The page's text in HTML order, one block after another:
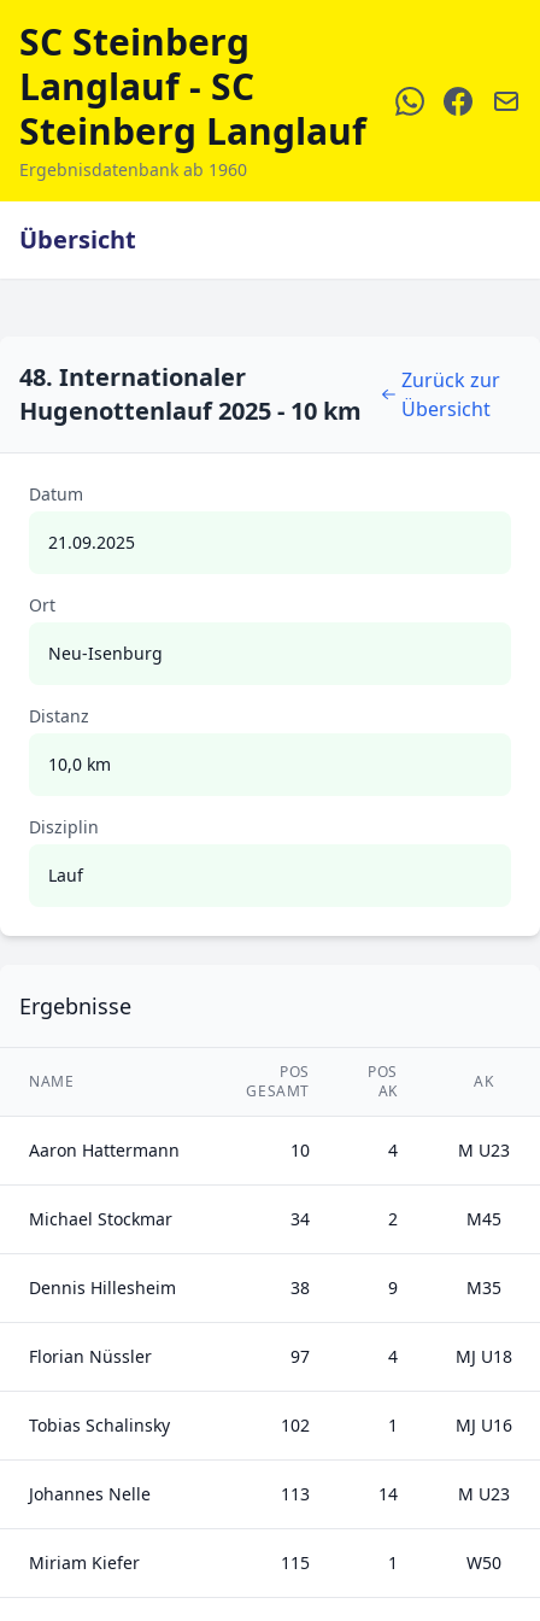
SC Steinberg
Langlauf - SC
Steinberg Langlauf
Ergebnisdatenbank ab 1960
Übersicht
48. Internationaler
Hugenottenlauf 2025 - 10 km
Zurück zur
Übersicht
Datum
21.09.2025
Ort
Neu-Isenburg
Distanz
10,0 km
Disziplin
Lauf
Ergebnisse
NAME
POS
GESAMT
POS
AK
AK
Aaron Hattermann 10 4 M U23
Michael Stockmar 34 2 M45
Dennis Hillesheim 38 9 M35
Florian Nüssler 97 4 MJ U18
Tobias Schalinsky 102 1 MJ U16
Johannes Nelle 113 14 M U23
Miriam Kiefer 115 1 W50